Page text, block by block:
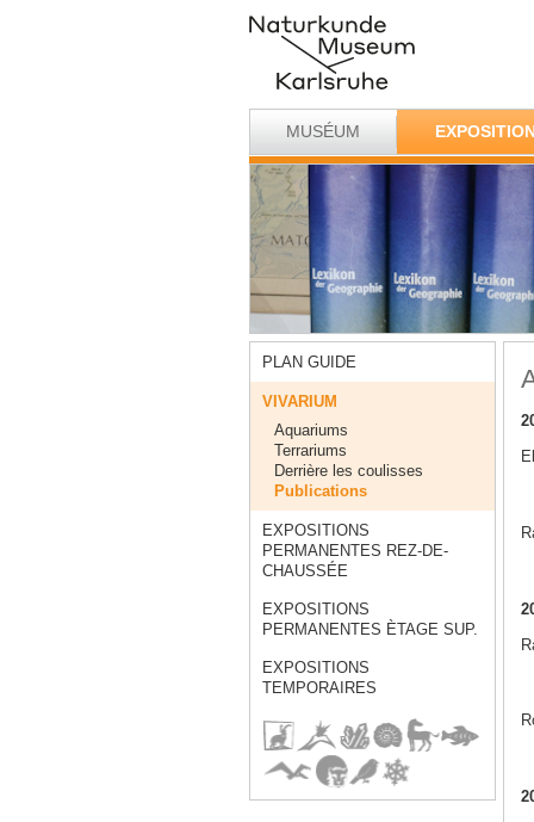
MUSÉUM
PLAN GUIDE
VIVARIUM
Aquariums
Terrariums
Derrière les coulisses
Publications
EXPOSITIONS
PERMANENTES REZ-DE-
CHAUSSÉE
EXPOSITIONS
PERMANENTES ÈTAGE SUP.
EXPOSITIONS
TEMPORAIRES